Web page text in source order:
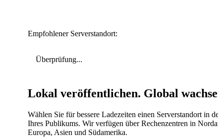
Empfohlener Serverstandort:
Überprüfung...
Lokal veröffentlichen. Global
Wählen Sie für bessere Ladezeiten einen Serverstandort in
Ihres Publikums. Wir verfügen über Rechenzentren in
Europa, Asien und Südamerika.